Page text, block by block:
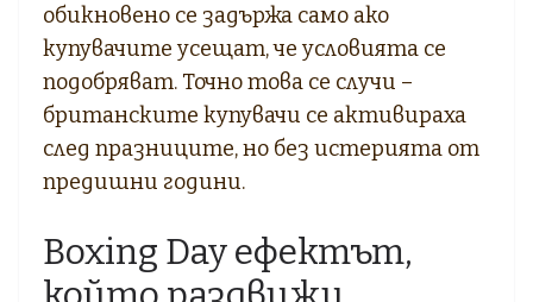
обикновено се задържа само ако
купувачите усещат, че условията се
подобряват. Точно това се случи –
британските купувачи се активираха
след празниците, но без истерията от
предишни години.
Boxing Day ефектът,